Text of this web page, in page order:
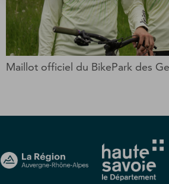
Maillot officiel du BikePark des